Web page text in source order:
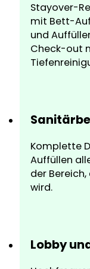
Stayover-
mit Bett-
und
Check-out
Komplette
Auffüllen
der
wird.
Lobby